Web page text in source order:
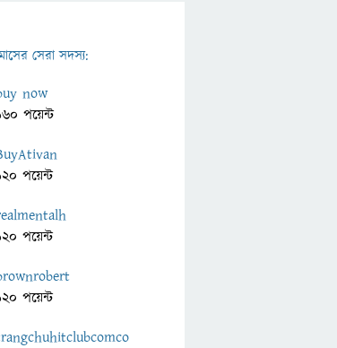
সেরা সদস্য:
now
পয়েন্ট
পয়েন্ট
পয়েন্ট
পয়েন্ট